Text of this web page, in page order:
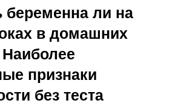
беременна ли на
в домашних
признаки
без теста